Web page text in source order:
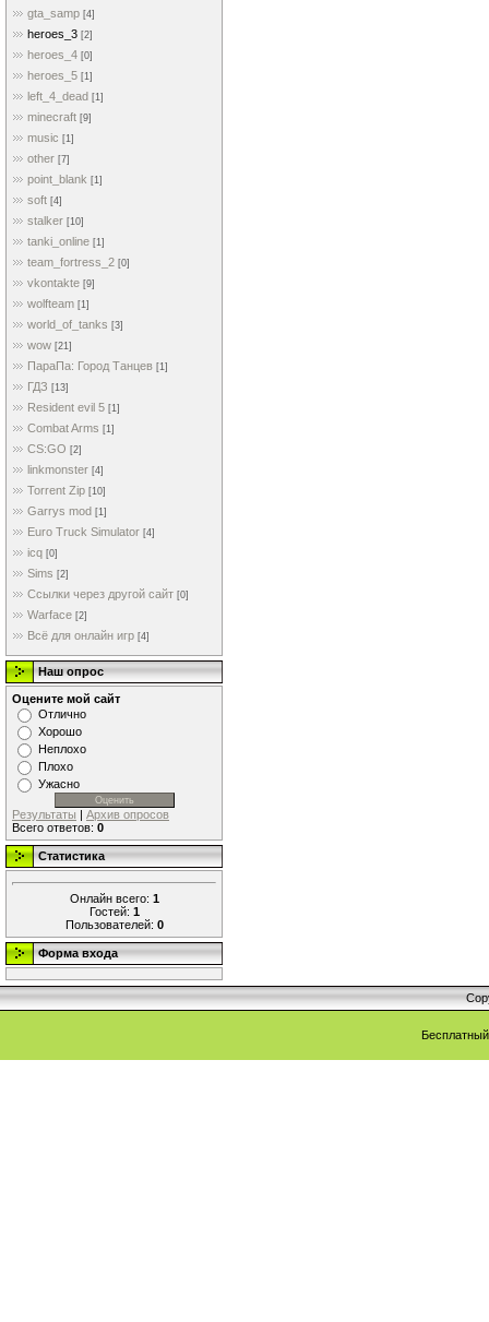
gta_samp [4]
heroes_3 [2]
heroes_4 [0]
heroes_5 [1]
left_4_dead [1]
minecraft [9]
music [1]
other [7]
point_blank [1]
soft [4]
stalker [10]
tanki_online [1]
team_fortress_2 [0]
vkontakte [9]
wolfteam [1]
world_of_tanks [3]
wow [21]
ПараПа: Город Танцев [1]
ГДЗ [13]
Resident evil 5 [1]
Combat Arms [1]
CS:GO [2]
linkmonster [4]
Torrent Zip [10]
Garrys mod [1]
Euro Truck Simulator [4]
icq [0]
Sims [2]
Ссылки через другой сайт [0]
Warface [2]
Всё для онлайн игр [4]
Наш опрос
Оцените мой сайт
Отлично
Хорошо
Неплохо
Плохо
Ужасно
Результаты | Архив опросов
Всего ответов: 0
Статистика
Онлайн всего: 1
Гостей: 1
Пользователей: 0
Форма входа